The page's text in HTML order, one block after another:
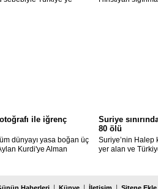
ile iğrenç
dünyayı yasa boğan üç
Kurdi'ye Alman
Suriye
80 ölü
Suriye’nin Halep
yer alan ve